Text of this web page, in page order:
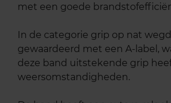
met een goede
In de categorie grip op nat
gewaardeerd met een A-label,
deze band uitstekende grip
weersomstandigheden.